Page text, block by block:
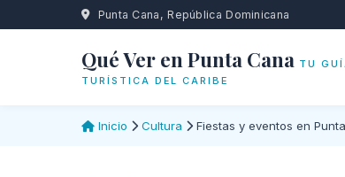
Punta Cana, República Dominicana
Qué Ver en Punta Cana TU
TURÍSTICA DEL CARIBE
Inicio Cultura Fiestas y eventos en